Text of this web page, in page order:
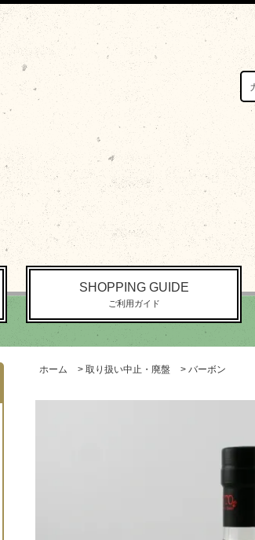
SHOPPING GUIDE
ご利用ガイド
ホーム > 取り扱い中止・廃盤 > バーボン